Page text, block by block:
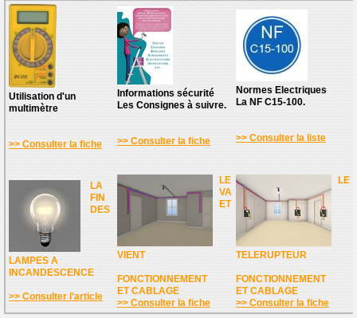
Utilisation d'un
multimètre
>> Consulter la fiche
Informations sécurité
Les Consignes à suivre.
>> Consulter la fiche
Normes Electriques
La NF C15-100.
>> Consulter la liste
LA
FIN
DES
LAMPES A
INCANDESCENCE
>> Consulter l'article
LE
VA
ET
VIENT
FONCTIONNEMENT
ET CABLAGE
>> Consulter la fiche
LE
TELERUPTEUR
FONCTIONNEMENT
ET CABLAGE
>> Consulter la fiche